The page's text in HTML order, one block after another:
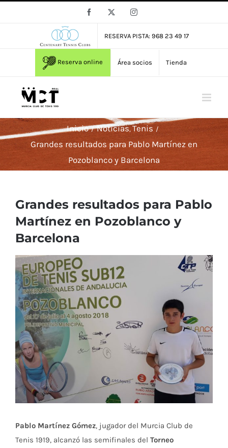
Facebook Instagram
RESERVA PISTA: 968 23 49 17
Reserva online Área socios Tienda
Inicio Noticias Tenis
Grandes resultados para Pablo Martínez en
Pozoblanco y Barcelona
Grandes resultados para Pablo
Martínez en Pozoblanco y
Barcelona
imagen
más
grande
Pablo Martínez Gómez, jugador del Murcia Club de
Tenis 1919, alcanzó las semifinales del Torneo